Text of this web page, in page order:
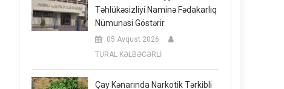
Təhlükəsizliyi Naminə Fədakarlıq
Nümunəsi Göstərir
05 Avqust 2026
TURAL KƏLBƏCƏRLİ
Çay Kənarında Narkotik Tərkibli